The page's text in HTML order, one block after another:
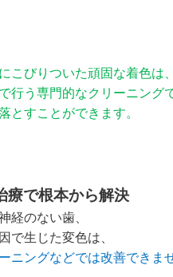
こびりついた頑固な着色は、
行う専門的なクリーニング
とすことができます。
療で根本から解決
経のない歯、
で生じた変色は、
ニングなどでは改善できま